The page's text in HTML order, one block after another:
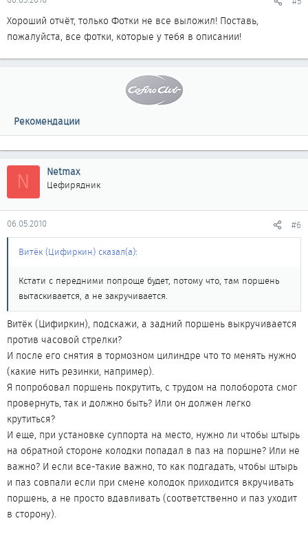
Хороший отчёт, только Фотки не все выложил! Поставь,
пожалуйста, все фотки, которые у тебя в описании!
Рекомендации
N Netmax
Цефирядник
06.05.2010 #6
Витёк (Цифиркин) сказал(а):
Кстати с передними попроще будет, потому что, там поршень
вытаскивается, а не закручивается.
Витёк (Цифиркин), подскажи, а задний поршень выкручивается
против часовой стрелки?
И после его снятия в тормозном цилиндре что то менять нужно
(какие нить резинки, например).
Я попробовал поршень покрутить, с трудом на полоборота смог
провернуть, так и должно быть? Или он должен легко
крутиться?
И еще, при установке суппорта на место, нужно ли чтобы штырь
на обратной стороне колодки попадал в паз на поршне? Или не
важно? И если все-такие важно, то как подгадать, чтобы штырь
и паз совпали если при смене колодок приходится вкручивать
поршень, а не просто вдавливать (соответственно и паз уходит
в сторону).